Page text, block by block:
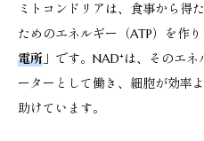
ミトコンドリアは、食事から得
ためのエネルギー（ATP）を作
電所 」です。NAD⁺は、そのエ
ーターとして働き、細胞が効率
助けています。